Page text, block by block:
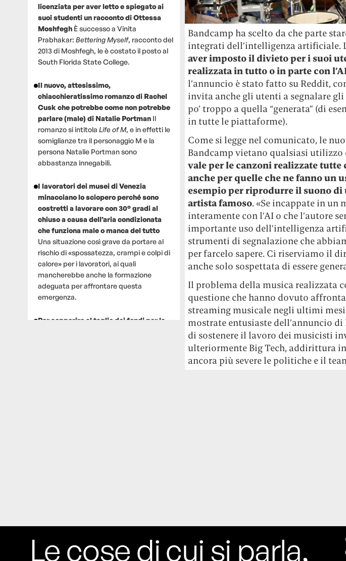
licenziata per aver letto e spiegato ai
suoi studenti un racconto di Ottessa
Moshfegh È successo a Vinita
Prabhakar: Bettering Myself, racconto del
2013 di Moshfegh, le è costato il posto al
South Florida State College.
Il nuovo, attesissimo,
chiacchieratissimo romanzo di Rachel
Cusk che potrebbe come non potrebbe
parlare (male) di Natalie Portman Il
romanzo si intitola Life of M, e in effetti le
somiglianze tra il personaggio M e la
persona Natalie Portman sono
abbastanza innegabili.
I lavoratori dei musei di Venezia
minacciano lo sciopero perché sono
costretti a lavorare con 30° gradi al
chiuso a causa dell’aria condizionata
che funziona male o manca del tutto
Una situazione così grave da portare al
rischio di «spossatezza, crampi e colpi di
calore» per i lavoratori, ai quali
mancherebbe anche la formazione
adeguata per affrontare questa
emergenza.
Per sopperire al taglio dei fondi per la
persone prendevano solo quelli per
fotografarliL'ha spiegato lo chef Diego
Bandcamp ha scelto da che parte
integrati dell’intelligenza artificiale.
aver imposto il divieto per i suoi
realizzata in tutto o in parte con
l’annuncio è stato fatto su Reddit,
invita anche gli utenti a segnalare
po’ troppo a quella “generata” (di
in tutte le piattaforme).
Come si legge nel comunicato, le
Bandcamp vietano qualsiasi utilizzo
vale per le canzoni realizzate
anche per quelle che ne fanno un
esempio per riprodurre il suono di
artista famoso. «Se incappate in un
interamente con l’AI o che l’autore
importante uso dell’intelligenza
strumenti di segnalazione che
per farcelo sapere. Ci riserviamo il
anche solo sospettata di essere
Il problema della musica realizzata
questione che hanno dovuto
streaming musicale negli ultimi
mostrate entusiaste dell’annuncio
di sostenere il lavoro dei musicisti
ulteriormente Big Tech, addirittura
ancora più severe le politiche e il
Le cose di cui si parla,